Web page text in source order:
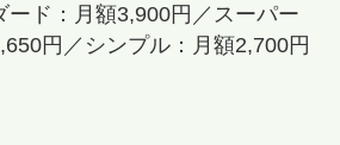
ード：月額3,900円／スーパー
円／シンプル：月額2,700円